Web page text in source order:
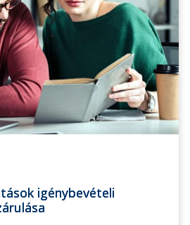
igénybevételi